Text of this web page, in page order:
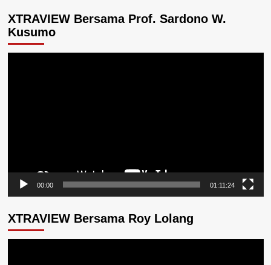
XTRAVIEW Bersama Prof. Sardono W.
Kusumo
00:00 01:11:24
XTRAVIEW Bersama Roy Lolang